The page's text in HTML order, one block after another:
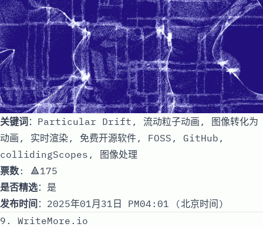
关键词：Particular Drift, 流动粒子动画, 图像转化为
动画, 实时渲染, 免费开源软件, FOSS, GitHub,
collidingScopes, 图像处理
票数: 🔺175
是否精选：是
发布时间 ：2025年01月31日 PM04:01 (北京时间)
9. WriteMore.io